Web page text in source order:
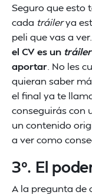
Seguro que esto
cada tráilerya
peli que vas a
el CV es un tráiler
aportar . No les
quieran saber
el final ya te
conseguirás con
un contenido
a ver como
3º. El
A la pregunta de